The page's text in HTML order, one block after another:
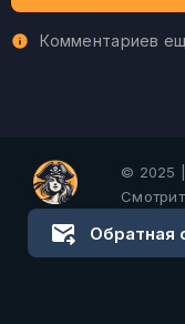
Комментариев
© 2025
Обратная